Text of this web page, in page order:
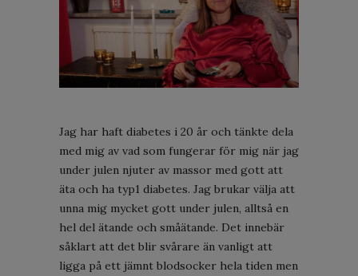
Jag har haft diabetes i 20 år och tänkte dela
med mig av vad som fungerar för mig när jag
under julen njuter av massor med gott att
äta och ha typ1 diabetes. Jag brukar välja att
unna mig mycket gott under julen, alltså en
hel del ätande och småätande. Det innebär
såklart att det blir svårare än vanligt att
ligga på ett jämnt blodsocker hela tiden men